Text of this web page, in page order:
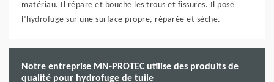
matériau. Il répare et bouche les trous et fissures. Il pose
l’hydrofuge sur une surface propre, réparée et sèche.
Notre entreprise MN-PROTEC utilise des produits de
qualité pour hydrofuge de tuile